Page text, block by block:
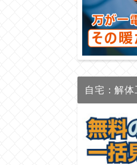
自宅：解